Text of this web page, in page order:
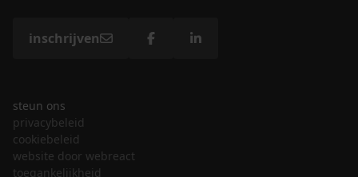
inschrijven
steun ons
privacybeleid
cookiebeleid
website door webreact
toegankelijkheid